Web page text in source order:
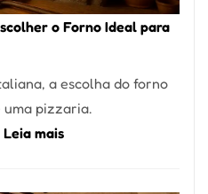
o Forno Ideal para
a escolha do forno
uma pizzaria.
Leia mais: